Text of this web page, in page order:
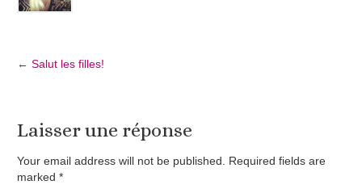
← Salut les filles!
Laisser une réponse
Your email address will not be published. Required fields are
marked*